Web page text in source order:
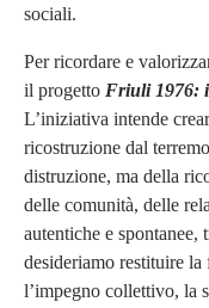
sociali.
Per ricordare e
il progetto Friuli 1976:
L’iniziativa intende
ricostruzione dal
distruzione, ma della
delle comunità, delle
autentiche e
desideriamo restituire
l’impegno collettivo, la